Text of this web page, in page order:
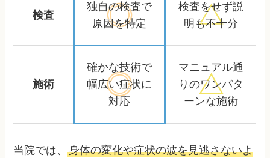
検査
独自の検査で
原因を特定
検査をせず説
明も不十分
施術
確かな技術で
幅広い症状に
対応
マニュアル通
りのワンパタ
ーンな施術
当院では、身体の変化や症状の波を見逃さないよ